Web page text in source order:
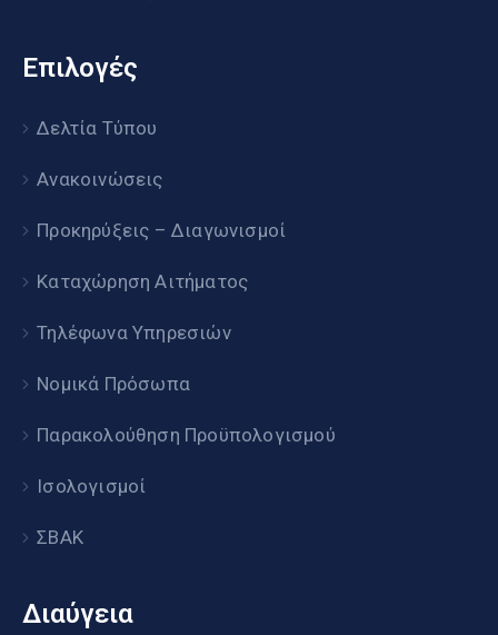
Επιλογές
Δελτία Τύπου
Ανακοινώσεις
Προκηρύξεις – Διαγωνισμοί
Καταχώρηση Αιτήματος
Τηλέφωνα Υπηρεσιών
Νομικά Πρόσωπα
Παρακολούθηση Προϋπολογισμού
Ισολογισμοί
ΣΒΑΚ
Διαύγεια